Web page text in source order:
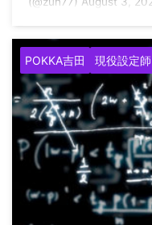
POKKA吉田 現役設定師